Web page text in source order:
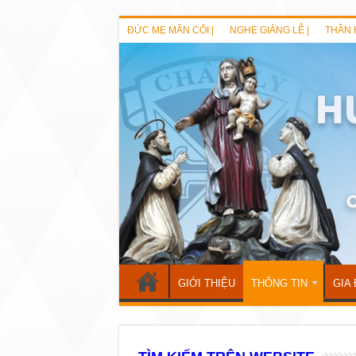
ĐỨC MẸ MÂN CÔI | NGHE GIẢNG LỄ | THẦN
GIỚI THIỆU THÔNG TIN GIA